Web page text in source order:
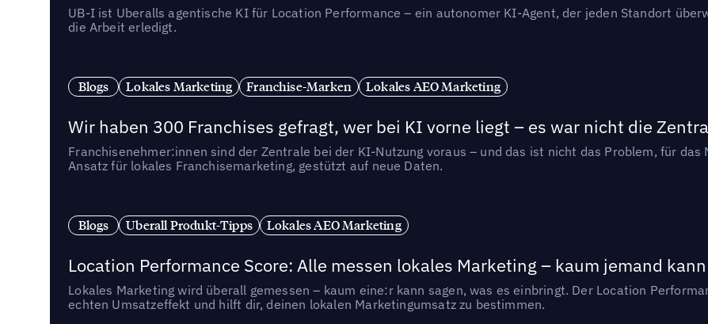
UB-I ist Uberalls agentische KI für Location Performance – ein autonomer KI-Agent, der jeden Standort
die Arbeit erledigt.
Blogs Lokales Marketing Franchise-Marken Lokales AEO Marketing
Wir haben 300 Franchises gefragt, wer bei KI vorne liegt – es war nicht die
Franchisenehmer:innen sind der Zentrale bei der KI-Nutzung voraus – und das ist nicht das Problem, für
Ansatz für lokales Franchisemarketing, gestützt auf neue Daten.
Blogs Uberall Produkt-Tipps Lokales AEO Marketing
Location Performance Score: Alle messen lokales Marketing – kaum jemand
Lokales Marketing wird überall gemessen – kaum eine:r kann sagen, was es einbringt. Der Location
echten Umsatzeffekt und hilft dir, deinen lokalen Marketingumsatz zu bestimmen.